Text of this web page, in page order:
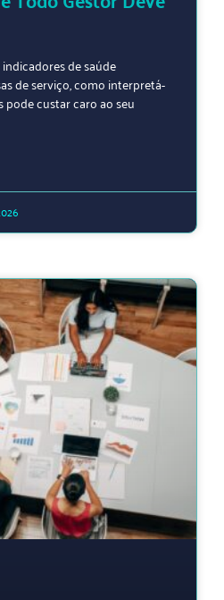
de saúde
de serviço, como interpretá-
custar caro ao seu